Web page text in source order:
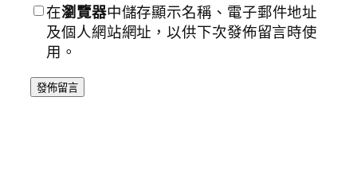
在瀏覽器中儲存顯示名稱、電子郵件地址
及個人網站網址，以供下次發佈留言時使
用。